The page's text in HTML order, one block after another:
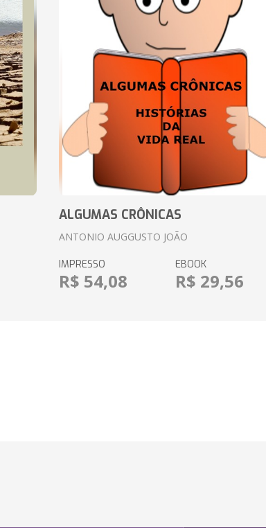
ALGUMAS CRÔNICAS
ANTONIO AUGGUSTO JOÃO
IMPRESSO
R$ 54,08
EBOOK
R$ 29,56